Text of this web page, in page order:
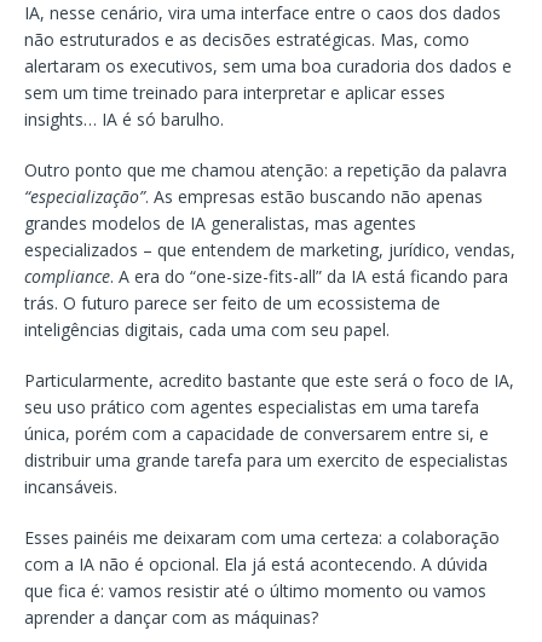
IA, nesse cenário, vira uma interface entre o caos dos dados
não estruturados e as decisões estratégicas. Mas, como
alertaram os executivos, sem uma boa curadoria dos dados e
sem um time treinado para interpretar e aplicar esses
insights… IA é só barulho.
Outro ponto que me chamou atenção: a repetição da palavra
“especialização”. As empresas estão buscando não apenas
grandes modelos de IA generalistas, mas agentes
especializados – que entendem de marketing, jurídico, vendas,
compliance. A era do “one-size-fits-all” da IA está ficando para
trás. O futuro parece ser feito de um ecossistema de
inteligências digitais, cada uma com seu papel.
Particularmente, acredito bastante que este será o foco de IA,
seu uso prático com agentes especialistas em uma tarefa
única, porém com a capacidade de conversarem entre si, e
distribuir uma grande tarefa para um exercito de especialistas
incansáveis.
Esses painéis me deixaram com uma certeza: a colaboração
com a IA não é opcional. Ela já está acontecendo. A dúvida
que fica é: vamos resistir até o último momento ou vamos
aprender a dançar com as máquinas?